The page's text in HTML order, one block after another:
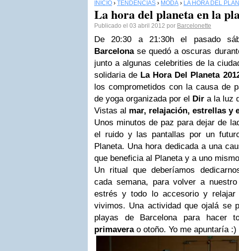
INICIO › TENDENCIAS › MODA › LA HORA DEL
La hora del planeta en la
Publicado el 03 abril 2012 por Barcelonette
De 20:30 a 21:30h el pasado
Barcelonase quedó a oscuras
junto a algunas celebrities de la
solidaria de La Hora Del Planeta
los comprometidos con la causa de
de yoga organizada por el Dir a la luz
Vistas al mar, relajación, estrellas y
Unos minutos de paz para dejar de
el ruido y las pantallas por un
Planeta. Una hora dedicada a una
que beneficia al Planeta y a uno
Un ritual que deberíamos
cada semana, para volver a
estrés y todo lo accesorio y
vivimos. Una actividad que ojalá se
playas de Barcelona para hacer
primaverao otoño. Yo me apuntaría :)